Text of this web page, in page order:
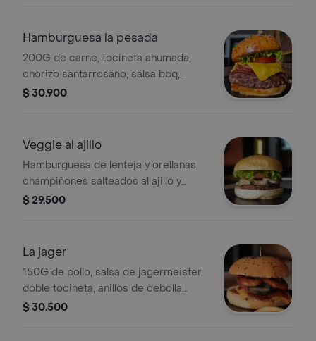
Hamburguesa la pesada
200G de carne, tocineta ahumada,
chorizo santarrosano, salsa bbq,
pepinillos, queso cheddar tajado,
$ 30.900
Veggie al ajillo
Hamburguesa de lenteja y orellanas,
champiñones salteados al ajillo y
queso cheddar tajado, vegetales y
$ 29.500
La jager
150G de pollo, salsa de jagermeister,
doble tocineta, anillos de cebolla
apanados, pepinillos, mozzarella y pan
$ 30.500